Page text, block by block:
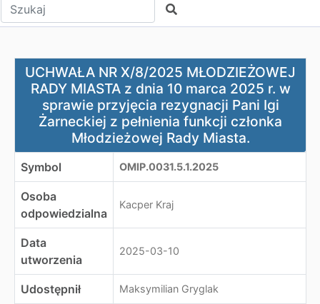
Wpisz tekst do wyszukania Szukaj
UCHWAŁA NR X/8/2025 MŁODZIEŻOWEJ RADY
UCHWAŁA NR X/8/2025 MŁODZIEŻOWEJ
RADY MIASTA z dnia 10 marca 2025 r. w
sprawie przyjęcia rezygnacji Pani Igi
Żarneckiej z pełnienia funkcji członka
Młodzieżowej Rady Miasta.
Symbol OMIP.0031.5.1.2025
Osoba
odpowiedzialna
Kacper Kraj
Data
utworzenia
2025-03-10
Udostępnił Maksymilian Gryglak